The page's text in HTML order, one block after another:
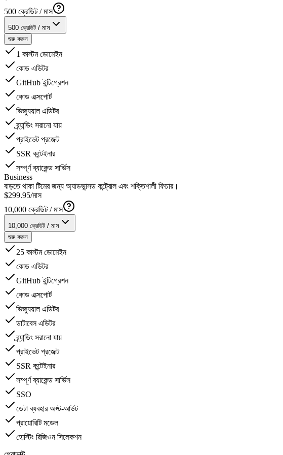
500 ক্রেডিট / মাস
500 ক্রেডিট / মাস
শুরু করুন
1 কাস্টম ডোমেইন
কোড এডিটর
GitHub ইন্টিগ্রেশন
কোড এক্সপোর্ট
ভিজ্যুয়াল এডিটর
ব্র্যান্ডিং সরানো যায়
প্রাইভেট প্রজেক্ট
SSR কন্টেইনার
সম্পূর্ণ ব্যাকেন্ড সার্ভিস
Business
বাড়তে থাকা টিমের জন্য অ্যাডভান্সড কন্ট্রোল এবং শক্তিশালী ফিচার।
$299.95/মাস
10,000 ক্রেডিট / মাস
10,000 ক্রেডিট / মাস
শুরু করুন
25 কাস্টম ডোমেইন
কোড এডিটর
GitHub ইন্টিগ্রেশন
কোড এক্সপোর্ট
ভিজ্যুয়াল এডিটর
ডাটাবেস এডিটর
ব্র্যান্ডিং সরানো যায়
প্রাইভেট প্রজেক্ট
SSR কন্টেইনার
সম্পূর্ণ ব্যাকেন্ড সার্ভিস
SSO
ডেটা ব্যবহার অপ্ট‑আউট
প্রায়োরিটি মডেল
হোস্টিং রিজিওন সিলেকশন